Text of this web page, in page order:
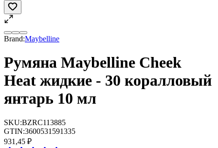
Brand:Maybelline
Румяна Maybelline Cheek
Heat жидкие - 30 коралловый
янтарь 10 мл
SKU:BZRC113885
GTIN:3600531591335
931,45 ₽